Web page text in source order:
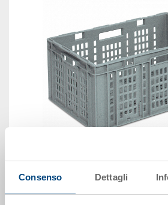
Consenso Dettagli